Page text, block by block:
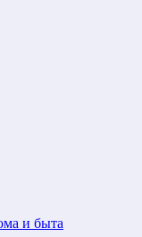
и быта